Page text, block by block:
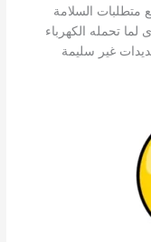
متطلبات السلامة
لما تحمله الكهرباء
غير سليمة